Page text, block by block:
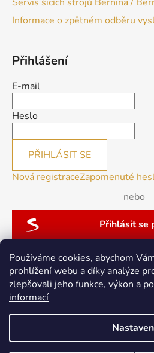
Používáme cookies, abychom
prohlížení webu a díky analýze
zlepšovali jeho funkce, výkon a
informací
Informace o zpětném odběru
Přihlášení
E-mail
Heslo
PŘIHLÁSIT SE
Nová registraceZapomenuté
nebo
Přihlásit se
patchwork-